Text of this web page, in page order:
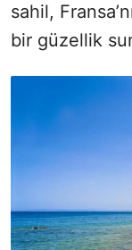
sahil,
bir güzellik